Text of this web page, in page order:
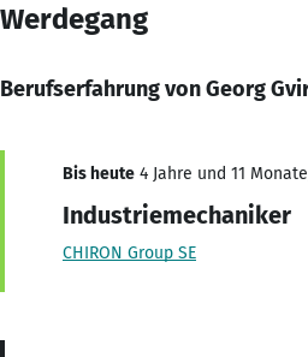
Werdegang
Berufserfahrung von Georg
Bis heute 4 Jahre und 11
Industriemechaniker
CHIRON Group SE